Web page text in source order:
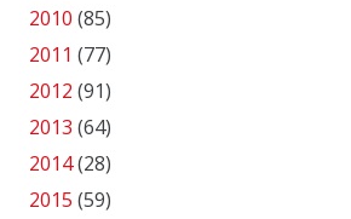
2010 (85)
2011 (77)
2012 (91)
2013 (64)
2014(28)
2015 (59)